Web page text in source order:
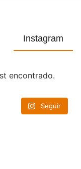
Instagram
encontrado.
Seguir